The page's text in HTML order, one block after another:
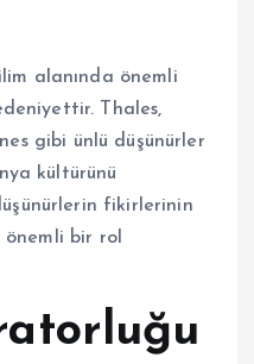
alanında önemli
Thales,
gibi ünlü düşünürler
kültürünü
fikirlerinin
önemli bir rol